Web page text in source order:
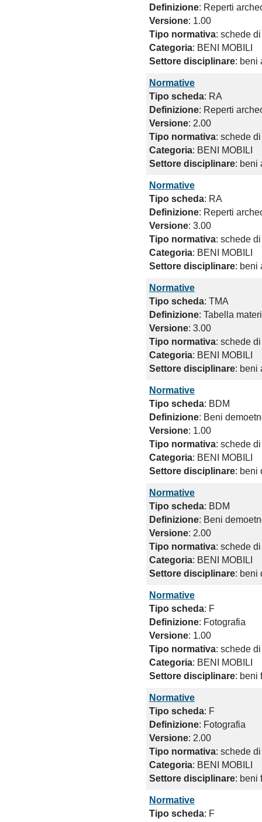
Definizione: Reperti
Versione: 1.00
Tipo normativa: schede
Categoria: BENI MOBILI
Settore disciplinare: beni
Normative
Tipo scheda: RA
Definizione: Reperti
Versione: 2.00
Tipo normativa: schede
Categoria: BENI MOBILI
Settore disciplinare: beni
Normative
Tipo scheda: RA
Definizione: Reperti
Versione: 3.00
Tipo normativa: schede
Categoria: BENI MOBILI
Settore disciplinare: beni
Normative
Tipo scheda: TMA
Definizione: Tabella
Versione: 3.00
Tipo normativa: schede
Categoria: BENI MOBILI
Settore disciplinare: beni
Normative
Tipo scheda: BDM
Definizione: Beni
Versione: 1.00
Tipo normativa: schede
Categoria: BENI MOBILI
Settore disciplinare: beni
Normative
Tipo scheda: BDM
Definizione: Beni
Versione: 2.00
Tipo normativa: schede
Categoria: BENI MOBILI
Settore disciplinare: beni
Normative
Tipo scheda: F
Definizione: Fotografia
Versione: 1.00
Tipo normativa: schede
Categoria: BENI MOBILI
Settore disciplinare: beni
Normative
Tipo scheda: F
Definizione: Fotografia
Versione: 2.00
Tipo normativa: schede
Categoria: BENI MOBILI
Settore disciplinare: beni
Normative
Tipo scheda: F